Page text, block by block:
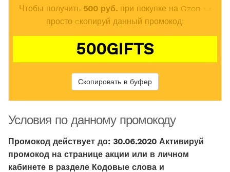
Чтобы получить 500 руб.при покупке на Ozon —
просто cкопируй данный промокод:
500GIFTS
Скопировать в буфер
Условия по данному промокоду
Промокод действует до: 30.06.2020 Активируй
промокод на странице акции или в личном
кабинете в разделе Кодовые слова и